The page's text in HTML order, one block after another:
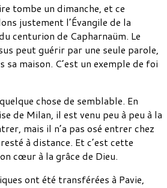
tombe un dimanche, et ce
justement l’Évangile de la
centurion de Capharnaüm. Le
peut guérir par une seule parole,
sa maison. C’est un exemple de foi
chose de semblable. En
de Milan, il est venu peu à peu à la
mais il n’a pas osé entrer chez
à distance. Et c’est cette
cœur à la grâce de Dieu.
ont été transférées à Pavie,